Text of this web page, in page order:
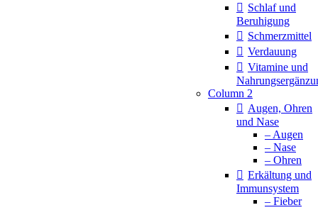
Schlaf und
Beruhigung
Schmerzmittel
Verdauung
Vitamine und
Column 2
Augen, Ohren
und Nase
– Augen
– Nase
– Ohren
Erkältung und
Immunsystem
– Fieber